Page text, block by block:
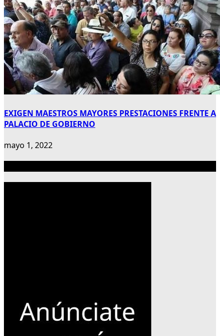
EXIGEN MAESTROS MAYORES PRESTACIONES FRENTE A
PALACIO DE GOBIERNO
mayo 1, 2022